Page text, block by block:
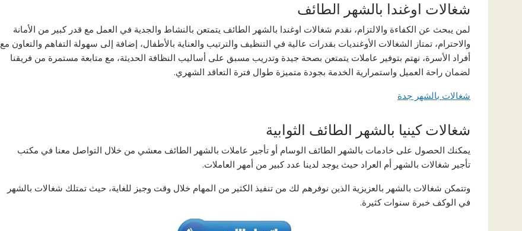
شغالات اوغندا بالشهر الطائف
لمن يبحث عن الكفاءة والالتزام، نقدم شغالات اوغندا بالشهر الطائف يتمتعن بالنشاط والجدية في العمل مع قدر كبير من الأمانة
والاحترام، تمتاز الشغالات الأوغنديات بقدرات عالية في التنظيف والترتيب والعناية بالأطفال، إضافة إلى سهولة التفاهم والتعاون مع
أفراد الأسرة، نهتم بتوفير عاملات يتمتعن بصحة جيدة وتدريب مسبق على أساليب النظافة الحديثة، مع متابعة مستمرة من فريقنا
لضمان راحة العميل واستمرارية الخدمة بجودة متميزة طوال فترة التعاقد الشهري.
شغالات بالشهر جدة
شغالات كينيا بالشهر الطائف الثوابية
يمكنك الحصول على خادمات بالشهر الطائف الوسام أو تأجير عاملات بالشهر الطائف معشي من خلال التواصل معنا في مكتب
تأجير شغالات بالشهر أم العراد حيث يوجد لدينا عدد كبير من أمهر العاملات.
وتتمكن شغالات بالشهر بالعزيزية الذين نوفرهم لك من تنفيذ الكثير من المهام خلال وقت وجيز للغاية، حيث تمتلك شغالات بالشهر
في الوكف خبرة سنوات كثيرة.